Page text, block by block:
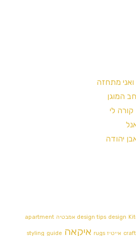
ואני מתחזה
המוגן
לי
יהודה
design tips design
apartment
craft אייטיז rugs איקאה styling guide